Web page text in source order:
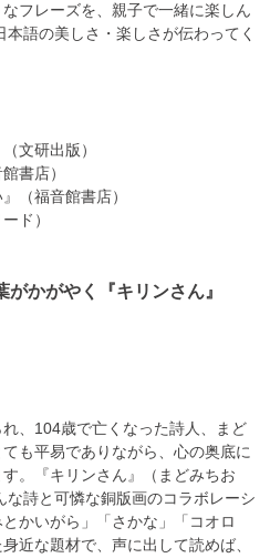
フレーズを、親子で一緒に楽しん
語の美しさ・楽しさが伝わってく
文研出版）
書店）
（福音館書店）
ド）
かがやく『キリンさん』
れ、104歳で亡くなった詩人、まど
も平易でありながら、心の奥底に
。『キリンさん』（まどみちお
詩と可憐な銅版画のコラボレーシ
かいがら」「さかな」「コオロ
近な題材で、声に出して読めば、